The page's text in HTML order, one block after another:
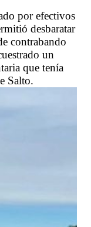
por efectivos
desbaratar
contrabando
un
que tenía
Salto.